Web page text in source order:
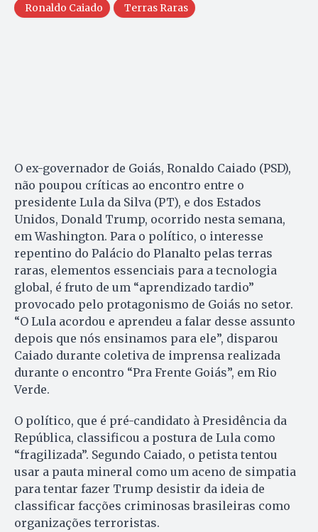
Ronaldo Caiado
Terras Raras
O ex-governador de Goiás, Ronaldo Caiado (PSD),
não poupou críticas ao encontro entre o
presidente Lula da Silva (PT), e dos Estados
Unidos, Donald Trump, ocorrido nesta semana,
em Washington. Para o político, o interesse
repentino do Palácio do Planalto pelas terras
raras, elementos essenciais para a tecnologia
global, é fruto de um “aprendizado tardio”
provocado pelo protagonismo de Goiás no setor.
“O Lula acordou e aprendeu a falar desse assunto
depois que nós ensinamos para ele”, disparou
Caiado durante coletiva de imprensa realizada
durante o encontro “Pra Frente Goiás”, em Rio
Verde.
O político, que é pré-candidato à Presidência da
República, classificou a postura de Lula como
“fragilizada”. Segundo Caiado, o petista tentou
usar a pauta mineral como um aceno de simpatia
para tentar fazer Trump desistir da ideia de
classificar facções criminosas brasileiras como
organizações terroristas.